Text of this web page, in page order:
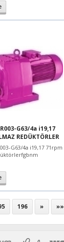
G63/4a i19,17
REDÜKTÖRLER
G63/4a i19,17 71rpm
196 » »»